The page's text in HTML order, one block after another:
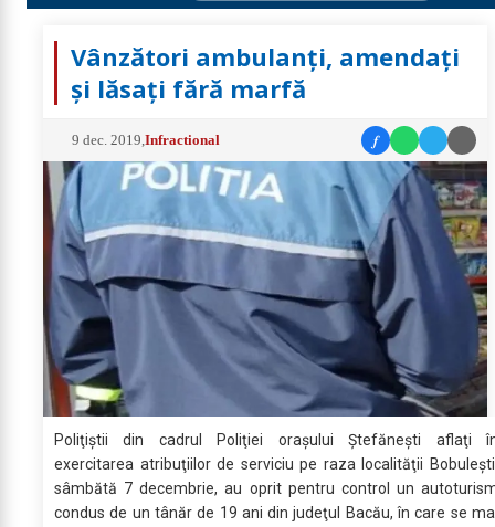
Vânzători ambulanţi, amendaţi
şi lăsaţi fără marfă
9 dec. 2019 ,Infractional f
Poliţiştii din cadrul Poliţiei oraşului Ştefăneşti aflaţi
exercitarea atribuţiilor de serviciu pe raza localităţii
sâmbătă 7 decembrie, au oprit pentru control un
condus de un tânăr de 19 ani din judeţul Bacău, în care se